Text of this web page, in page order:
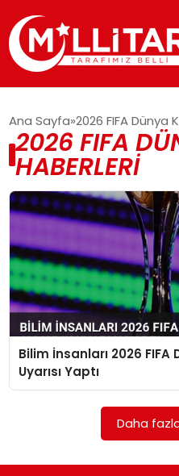
ÖZEL SAYFALAR
TEKNOLOJI
SPOR
SIYASET
MAGAZIN
Ana Sayfa 2026 FIFA Dünya
2026 FIFA
HABERLERI
Bilim İnsanları 2026 FIFA
Uyarısı Yaptı
Daha